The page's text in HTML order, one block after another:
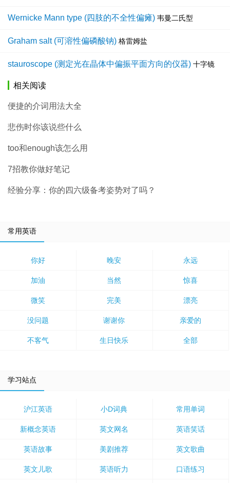
Wernicke Mann type (四肢的不全性偏瘫) 韦曼二氏型
Graham salt (可溶性偏磷酸钠) 格雷姆盐
stauroscope (测定光在晶体中偏振平面方向的仪器) 十字镜
相关阅读
便捷的介词用法大全
悲伤时你该说些什么
too和enough该怎么用
7招教你做好笔记
经验分享：你的四六级备考姿势对了吗？
常用英语
你好 晚安 永远
加油 当然 惊喜
微笑 完美 漂亮
没问题 谢谢你 亲爱的
不客气 生日快乐 全部
学习站点
沪江英语 小D词典 常用单词
新概念英语 英文网名 英语笑话
英语故事 美剧推荐 英文歌曲
英文儿歌 英语听力 口语练习